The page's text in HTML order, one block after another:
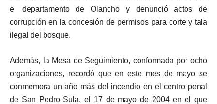
el departamento de Olancho y denunció actos de
corrupción en la concesión de permisos para corte y tala
ilegal del bosque.
Además, la Mesa de Seguimiento, conformada por ocho
organizaciones, recordó que en este mes de mayo se
conmemora un año más del incendio en el centro penal
de San Pedro Sula, el 17 de mayo de 2004 en el que